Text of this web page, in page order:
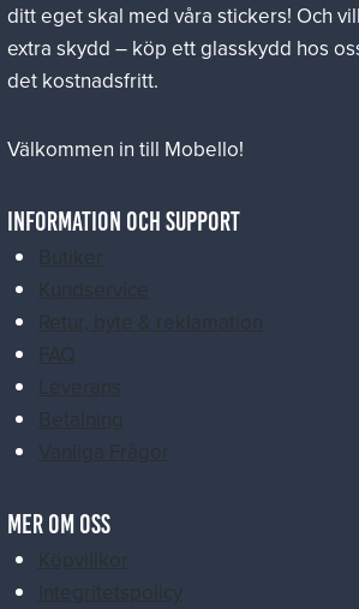
ditt eget skal med våra stickers! Och
extra skydd – köp ett glasskydd hos
det kostnadsfritt.
Välkommen in till Mobello!
Information och Support
Butiker
Kundservice
Retur, byte & reklamation
FAQ
Leverans
Betalning
Vanliga Frågor
MER OM OSS
Köpvillkor
Integritetspolicy